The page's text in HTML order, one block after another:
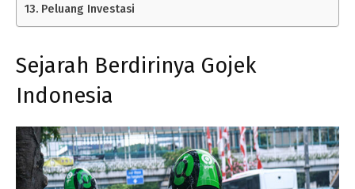
Peluang Investasi
Sejarah Berdirinya Gojek
Indonesia